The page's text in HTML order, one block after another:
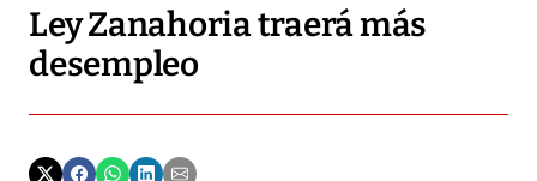
Ley Zanahoria traerá más
desempleo